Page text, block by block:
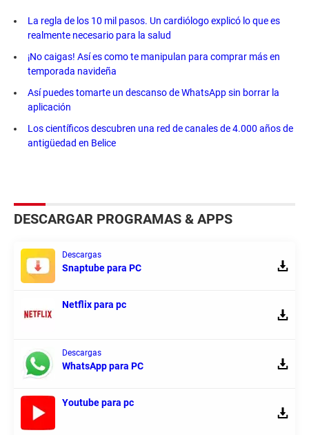
La regla de los 10 mil pasos. Un cardiólogo explicó lo que es
realmente necesario para la salud
¡No caigas! Así es como te manipulan para comprar más en
temporada navideña
Así puedes tomarte un descanso de WhatsApp sin borrar la
aplicación
Los científicos descubren una red de canales de 4.000 años de
antigüedad en Belice
DESCARGAR PROGRAMAS & APPS
Descargas
Snaptube para PC
Netflix para pc
Descargas
WhatsApp para PC
Youtube para pc